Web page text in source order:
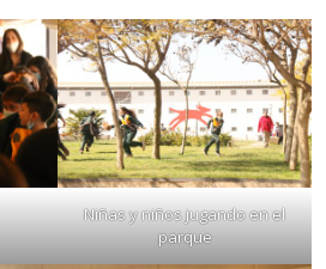
Niñas y niños jugando en el
parque